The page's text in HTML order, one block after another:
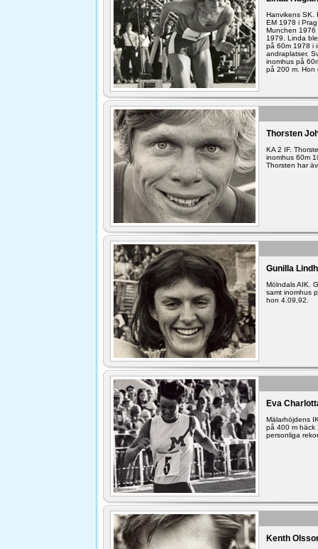
Hanvikens SK.
EM 1978 i
Munchen 1976
1979. Linda
på 60m 1978 i
andraplatser.
inomhus på
på 200 m. Hon
Thorsten
KA 2 IF.
inomhus 60m
Thorsten har
Gunilla
Mölndals AIK.
samt inomhus
hon 4.09,92.
Eva
Mälarhöjdens
på 400 m häck
personliga
Kenth